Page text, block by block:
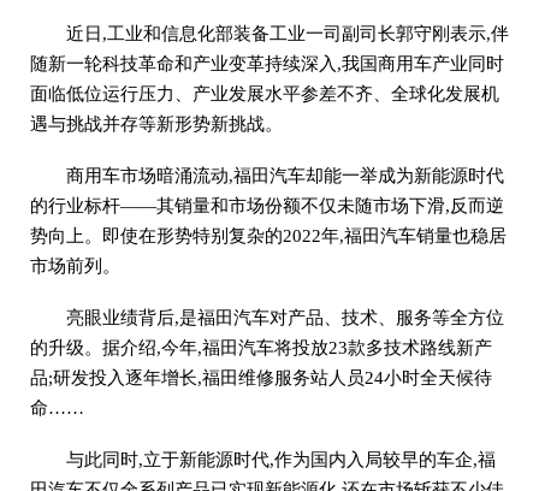
近日,工业和信息化部装备工业一司副司长郭守刚表示,伴
随新一轮科技革命和产业变革持续深入,我国商用车产业同时
面临低位运行压力、产业发展水平参差不齐、全球化发展机
遇与挑战并存等新形势新挑战。
商用车市场暗涌流动,福田汽车却能一举成为新能源时代
的行业标杆——其销量和市场份额不仅未随市场下滑,反而逆
势向上。即使在形势特别复杂的2022年,福田汽车销量也稳居
市场前列。
亮眼业绩背后,是福田汽车对产品、技术、服务等全方位
的升级。据介绍,今年,福田汽车将投放23款多技术路线新产
品;研发投入逐年增长,福田维修服务站人员24小时全天候待
命……
与此同时,立于新能源时代,作为国内入局较早的车企,福